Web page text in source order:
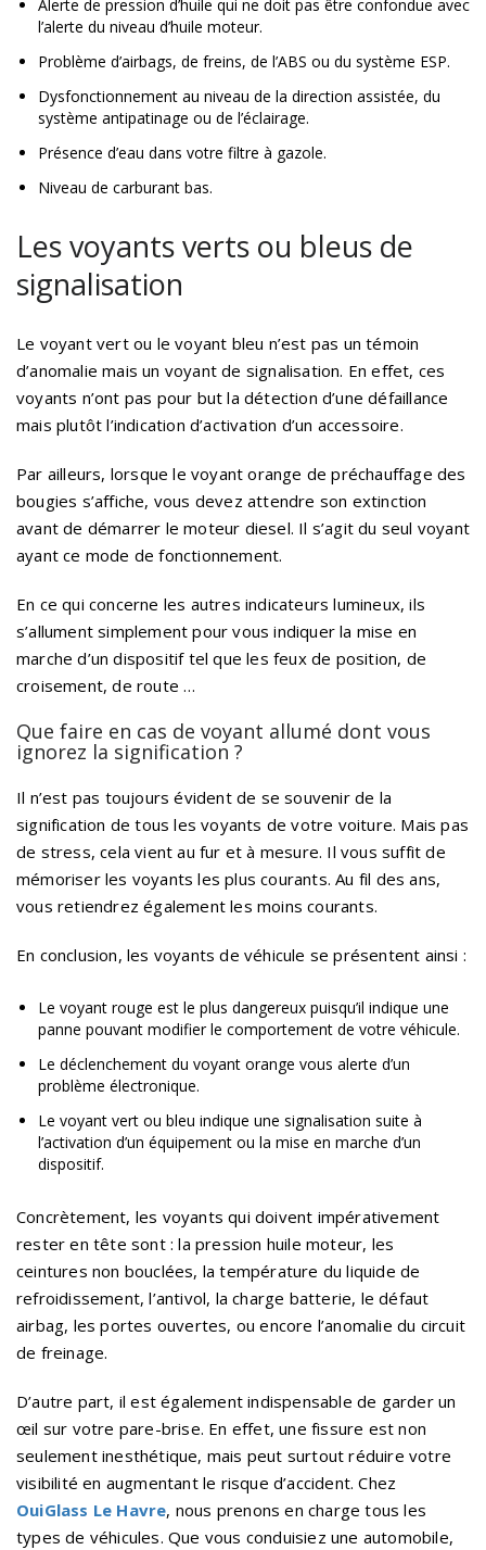
Alerte de pression d’huile qui ne doit pas être confondue avec
l’alerte du niveau d’huile moteur.
Problème d’airbags, de freins, de l’ABS ou du système ESP.
Dysfonctionnement au niveau de la direction assistée, du
système antipatinage ou de l’éclairage.
Présence d’eau dans votre filtre à gazole.
Niveau de carburant bas.
Les voyants verts ou bleus de
signalisation
Le voyant vert ou le voyant bleu n’est pas un témoin
d’anomalie mais un voyant de signalisation. En effet, ces
voyants n’ont pas pour but la détection d’une défaillance
mais plutôt l’indication d’activation d’un accessoire.
Par ailleurs, lorsque le voyant orange de préchauffage des
bougies s’affiche, vous devez attendre son extinction
avant de démarrer le moteur diesel. Il s’agit du seul voyant
ayant ce mode de fonctionnement.
En ce qui concerne les autres indicateurs lumineux, ils
s’allument simplement pour vous indiquer la mise en
marche d’un dispositif tel que les feux de position, de
croisement, de route …
Que faire en cas de voyant allumé dont vous
ignorez la signification ?
Il n’est pas toujours évident de se souvenir de la
signification de tous les voyants de votre voiture. Mais pas
de stress, cela vient au fur et à mesure. Il vous suffit de
mémoriser les voyants les plus courants. Au fil des ans,
vous retiendrez également les moins courants.
En conclusion, les voyants de véhicule se présentent ainsi :
Le voyant rouge est le plus dangereux puisqu’il indique une
panne pouvant modifier le comportement de votre véhicule.
Le déclenchement du voyant orange vous alerte d’un
problème électronique.
Le voyant vert ou bleu indique une signalisation suite à
l’activation d’un équipement ou la mise en marche d’un
dispositif.
Concrètement, les voyants qui doivent impérativement
rester en tête sont : la pression huile moteur, les
ceintures non bouclées, la température du liquide de
refroidissement, l’antivol, la charge batterie, le défaut
airbag, les portes ouvertes, ou encore l’anomalie du circuit
de freinage.
D’autre part, il est également indispensable de garder un
œil sur votre pare-brise. En effet, une fissure est non
seulement inesthétique, mais peut surtout réduire votre
visibilité en augmentant le risque d’accident. Chez
OuiGlass Le Havre, nous prenons en charge tous les
types de véhicules. Que vous conduisiez une automobile,